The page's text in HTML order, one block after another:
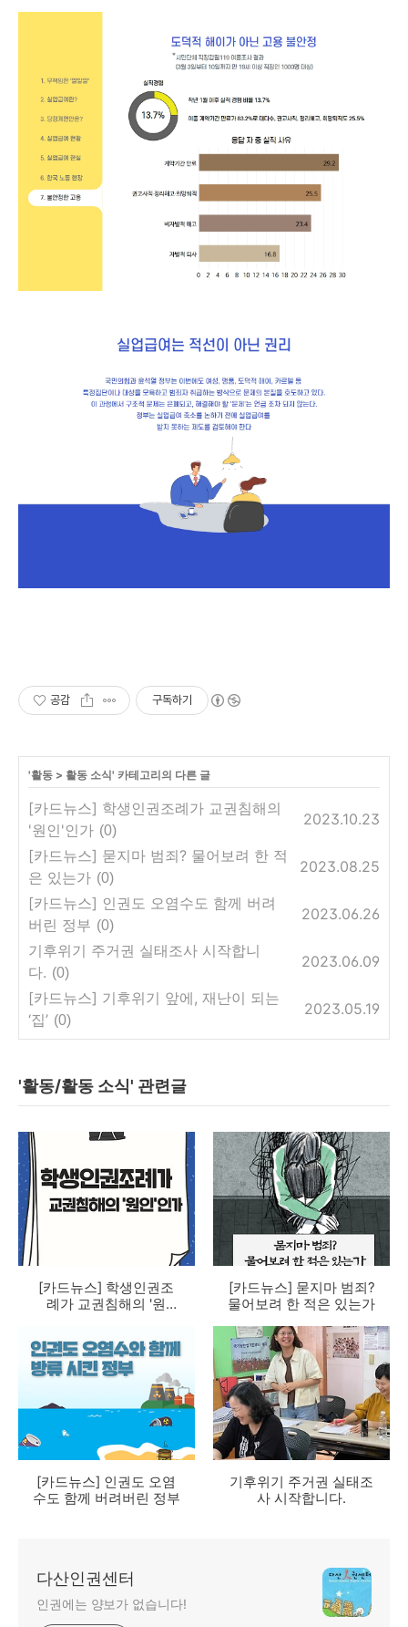
공감 구독하기
'활동 > 활동 소식' 카테고리의 다른 글
[카드뉴스] 학생인권조례가 교권침해의
'원인'인가 (0)
2023.10.23
[카드뉴스] 묻지마 범죄? 물어보려 한 적
은 있는가 (0)
2023.08.25
[카드뉴스] 인권도 오염수도 함께 버려
버린 정부 (0)
2023.06.26
기후위기 주거권 실태조사 시작합니
다. (0)
2023.06.09
[카드뉴스] 기후위기 앞에, 재난이 되는
‘집’ (0)
2023.05.19
'활동/활동 소식' 관련글
[카드뉴스] 학생인권조
례가 교권침해의 '원
[카드뉴스] 묻지마 범죄?
물어보려 한 적은 있는가
[카드뉴스] 인권도 오염
수도 함께 버려버린 정부
기후위기 주거권 실태조
사 시작합니다.
다산인권센터
인권에는 양보가 없습니다!